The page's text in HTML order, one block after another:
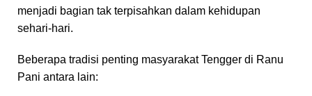
menjadi bagian tak terpisahkan dalam kehidupan
sehari-hari.
Beberapa tradisi penting masyarakat Tengger di Ranu
Pani antara lain: